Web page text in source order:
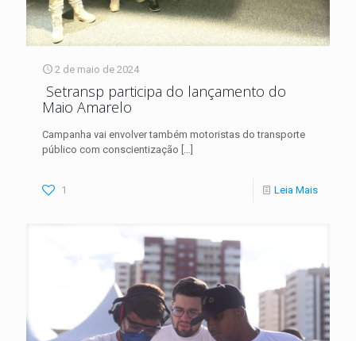
2 de maio de 2024
Setransp participa do lançamento do
Maio Amarelo
Campanha vai envolver também motoristas do transporte
público com conscientização
1 Leia Mais